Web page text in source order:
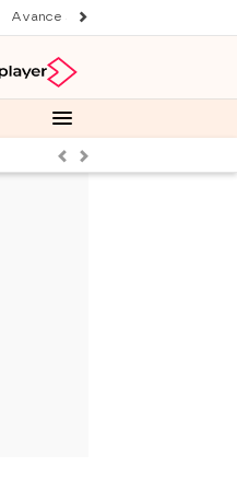
Avance Sueños de libertad
AnteriorSiguiente